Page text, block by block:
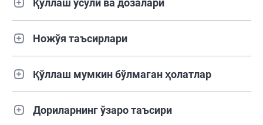
Қўллаш усули ва дозалари
Ножўя таъсирлари
Қўллаш мумкин бўлмаган ҳолатлар
Дориларнинг ўзаро таъсири